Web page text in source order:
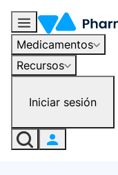
Medicamentos
Recursos
Iniciar sesión